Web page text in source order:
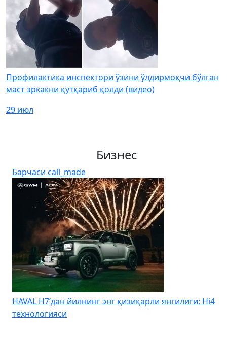
Профилактика инспектори ўзини ўлдирмоқчи бўлган
маст эркакни қутқариб қолди (видео)
29 июл
Бизнес
Барчаси call_made
HAVAL H7’дан йилнинг энг қизиқарли янгилиги: Hi4
технологияси